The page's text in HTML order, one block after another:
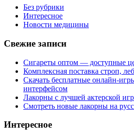
Без рубрики
Интересное
Новости медицины
Свежие записи
Сигареты оптом — доступные
Комплексная поставка строп,
Скачать бесплатные онлайн-
интерфейсом
Лакорны с лучшей актерской
Смотреть новые лакорны на
Интересное